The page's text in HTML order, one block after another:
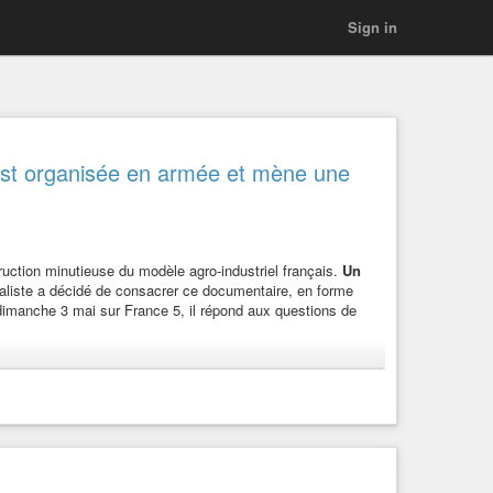
Sign in
organisée en armée et mène une
minutieuse du modèle agro-industriel français. Un
a décidé de consacrer ce documentaire, en forme
3 mai sur France 5, il répond aux questions de
5
des élus de la République, atteintes à
s’impose, aujourd’hui, en France par